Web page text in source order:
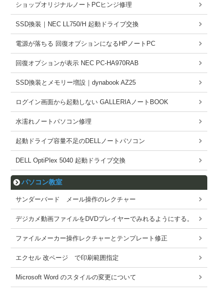
ショップオリジナルノートPCヒンジ修理
SSD換装｜NEC LL750/H 起動ドライブ交換
電源が落ちる 回復オプションになるHPノートPC
回復オプションが表示 NEC PC-HA970RAB
SSD換装とメモリー増設｜dynabook AZ25
ログイン画面から起動しない GALLERIAノートBOOK
水濡れノートパソコン修理
起動ドライブ容量不足のDELLノートパソコン
DELL OptiPlex 5040 起動ドライブ交換
パソコン教室
サンダーバード メール操作のレクチャー
デジカメ動画ファイルをDVDプレイヤーでみれるようにする。
ファイルメーカー操作レクチャーとテンプレート修正
エクセル 改ページ で印刷範囲指定
Microsoft Word のスタイルの変更について